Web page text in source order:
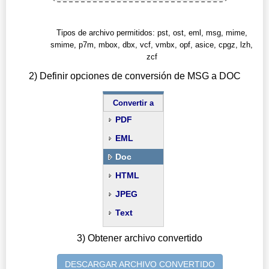
Tipos de archivo permitidos: pst, ost, eml, msg, mime,
smime, p7m, mbox, dbx, vcf, vmbx, opf, asice, cpgz, lzh,
zcf
2) Definir opciones de conversión de MSG a DOC
Convertir a
PDF
EML
Doc
HTML
JPEG
Text
3) Obtener archivo convertido
DESCARGAR ARCHIVO CONVERTIDO